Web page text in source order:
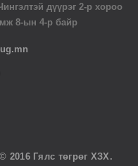
дүүрэг 2-р хороо
8-ын 4-р байр
2016 Гялс төгрөг ХЗХ.